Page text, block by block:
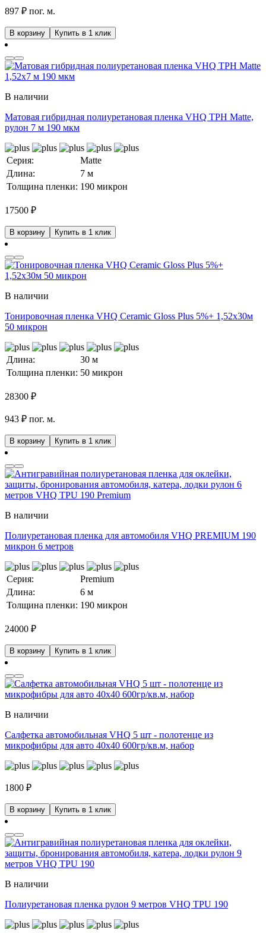
897 ₽ пог. м.
В корзину Купить в 1 клик
В наличии
Матовая гибридная полиуретановая пленка VHQ TPH Matte,
рулон 7 м 190 мкм
Серия:
Matte
Длина:
7 м
Толщина пленки: 190 микрон
17500 ₽
В корзину Купить в 1 клик
В наличии
Тонировочная пленка VHQ Ceramic Gloss Plus 5%+ 1,52x30м
50 микрон
Длина:
30 м
Толщина пленки: 50 микрон
28300 ₽
943 ₽ пог. м.
В корзину Купить в 1 клик
В наличии
Полиуретановая пленка для автомобиля VHQ PREMIUM 190
микрон 6 метров
Серия:
Premium
Длина:
6 м
Толщина пленки: 190 микрон
24000 ₽
В корзину Купить в 1 клик
В наличии
Салфетка автомобильная VHQ 5 шт - полотенце из
микрофибры для авто 40x40 600гр/кв.м, набор
1800 ₽
В корзину Купить в 1 клик
В наличии
Полиуретановая пленка рулон 9 метров VHQ TPU 190